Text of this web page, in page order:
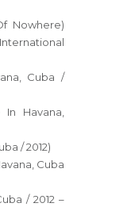
Nowhere)
Cuba /
In Havana,
/ 2012)
Cuba
/ 2012 –